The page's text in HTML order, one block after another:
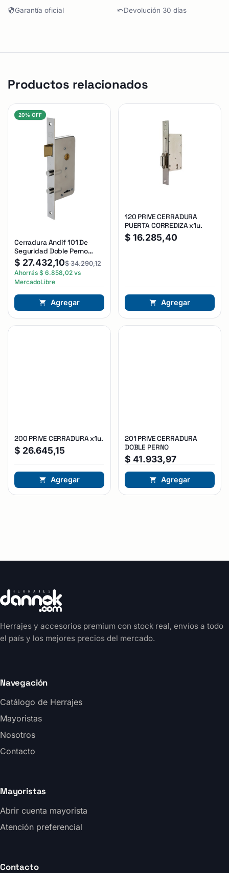
Garantía oficial
Devolución 30 días
Productos relacionados
20% OFF
Cerradura Andif 101 De
Seguridad Doble Perno
Reforzada Plateado
$ 27.432,10$34.290,12
Ahorrás $ 6.858,02 vs
MercadoLibre
Agregar
120 PRIVE CERRADURA
PUERTA CORREDIZA x1u.
$ 16.285,40
Agregar
200 PRIVE CERRADURA x1u.
$ 26.645,15
Agregar
201 PRIVE CERRADURA
DOBLE PERNO
$ 41.933,97
Agregar
Herrajes y accesorios premium con stock real, envíos a todo
el país y los mejores precios del mercado.
Navegación
Catálogo de Herrajes
Mayoristas
Nosotros
Contacto
Mayoristas
Abrir cuenta mayorista
Atención preferencial
Contacto